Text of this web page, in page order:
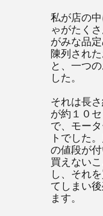
私が店の
ゃがたく
がみな品
陳列され
と、一つ
した。
それは長
が約１０
で、モー
トでした
の値段が
買えない
し、それ
てしまい
ます。